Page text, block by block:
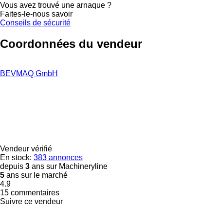
Vous avez trouvé une arnaque ?
Faites-le-nous savoir
Conseils de sécurité
Coordonnées du vendeur
BEVMAQ GmbH
Vendeur vérifié
En stock: 383 annonces
depuis 3 ans sur Machineryline
5 ans sur le marché
4.9
15 commentaires
Suivre ce vendeur